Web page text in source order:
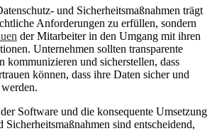
und Sicherheitsmaßnahmen trägt
Anforderungen zu erfüllen, sondern
der Mitarbeiter in den Umgang mit ihren
Unternehmen sollten transparente
kommunizieren und sicherstellen, dass
können, dass ihre Daten sicher und
Software und die konsequente Umsetzung
Sicherheitsmaßnahmen sind entscheidend,